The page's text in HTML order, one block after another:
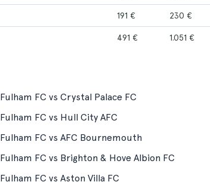
191 € 230 €
491 € 1.051 €
Fulham FC vs Crystal Palace FC
Fulham FC vs Hull City AFC
Fulham FC vs AFC Bournemouth
Fulham FC vs Brighton & Hove Albion FC
Fulham FC vs Aston Villa FC